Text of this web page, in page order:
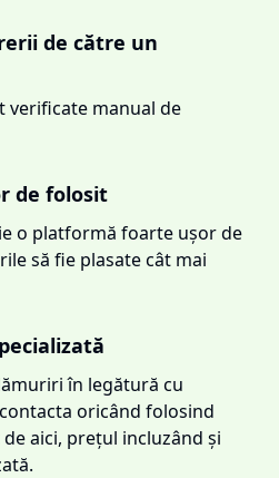
de către un
verificate manual de
de folosit
o platformă foarte ușor de
să fie plasate cât mai
în legătură cu
oricând folosind
aici, prețul incluzând și